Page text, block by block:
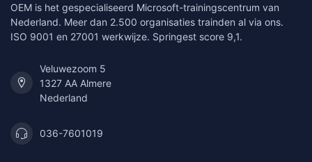
OEM is het gespecialiseerd Microsoft-trainingscentrum van
Nederland. Meer dan 2.500 organisaties trainden al via ons.
ISO 9001 en 27001 werkwijze. Springest score 9,1.
Veluwezoom 5
1327 AA Almere
Nederland
036-7601019